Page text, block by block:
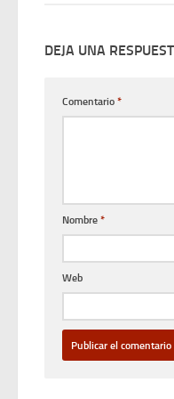
DEJA UNA
Comentario *
Nombre *
Web